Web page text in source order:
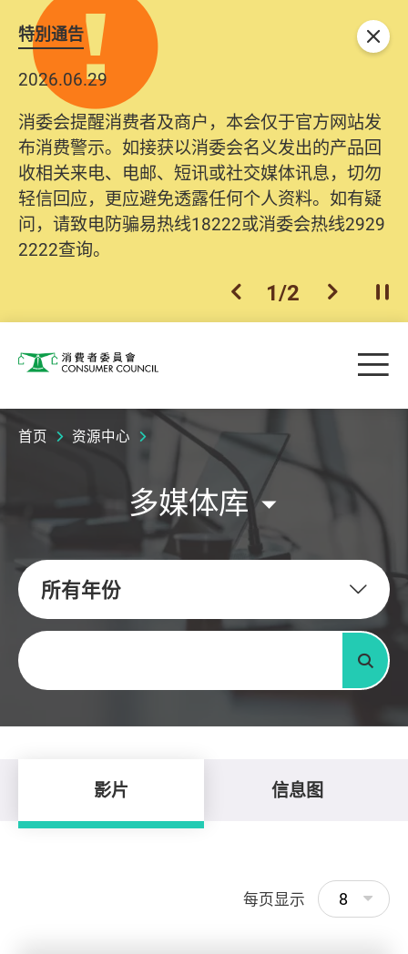
特別通告
2026.06.29
消委会提醒消费者及商户，本会仅于官方网站发
布消费警示。如接获以消委会名义发出的产品回
收相关来电、电邮、短讯或社交媒体讯息，切勿
轻信回应，更应避免透露任何个人资料。如有疑
问，请致电防骗易热线18222或消委会热线2929
2222查询。
上一个
1/2 下一个开
关闭
消费者委员会 目
首页 资源中心
多媒体库
所有年份
关键字
搜寻
影片 信息图
每页显示 8